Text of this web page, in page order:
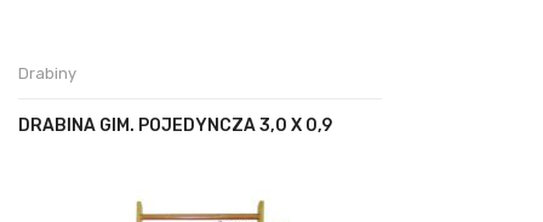
Drabiny
DRABINA GIM. POJEDYNCZA 3,0 X 0,9